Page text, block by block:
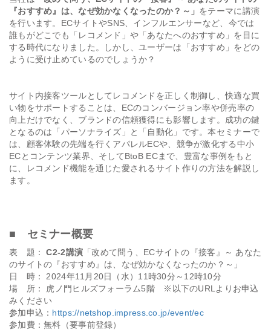
『おすすめ』は、なぜ効かなくなったのか？～」 をテーマに講演
を行います。ECサイトやSNS、インフルエンサーなど、今では
誰もがどこでも「レコメンド」や「あなたへのおすすめ」を目に
する時代になりました。しかし、ユーザーは「おすすめ」をどの
ように受け止めているのでしょうか？
サイト内接客ツールとしてレコメンドを正しく制御し、快適な買
い物をサポートすることは、ECのコンバージョン率や併売率の
向上だけでなく、ブランドの信頼獲得にも影響します。成功の鍵
となるのは「パーソナライズ」と「自動化」です。本セミナーで
は、顧客体験の先端を行くアパレルECや、競争が激化する中小
ECとコンテンツ業界、そしてBtoB ECまで、豊富な事例をもと
に、レコメンド機能を通じた愛されるサイト作りの方法を解説し
ます。
■ セミナー概要
表 題：C2-2講演 「改めて問う、ECサイトの『接客』～ あなた
のサイトの『おすすめ』は、なぜ効かなくなったのか？～」
日 時： 2024年11月20日（水）11時30分～12時10分
場 所： 虎ノ門ヒルズフォーラム5階 ※以下のURLよりお申込
みください
参加申込： https://netshop.impress.co.jp/event/ec
参加費：無料（要事前登録）